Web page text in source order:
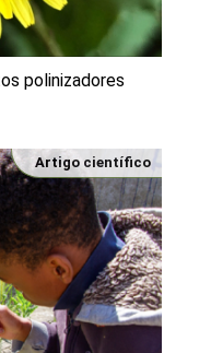
polinizadores
Artigo científico